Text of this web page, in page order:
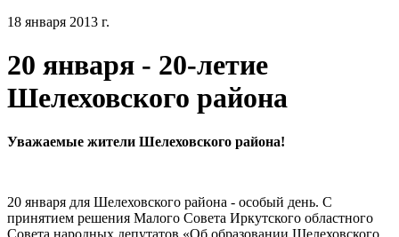
18 января 2013 г.
20 января - 20-летие
Шелеховского района
Уважаемые жители Шелеховского района!
20 января для Шелеховского района - особый день. С
принятием решения Малого Совета Иркутского областного
Совета народных депутатов «Об образовании Шелеховского